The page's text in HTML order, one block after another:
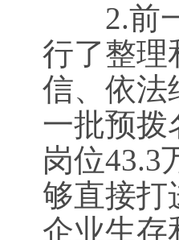
2.前一
行了整理
信、依法
一批预拨
岗位43.3
够直接打
企业生存